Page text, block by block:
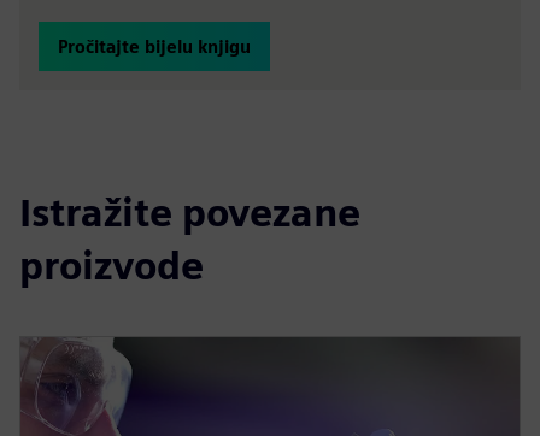
Pročitajte bijelu knjigu
Istražite povezane
proizvode